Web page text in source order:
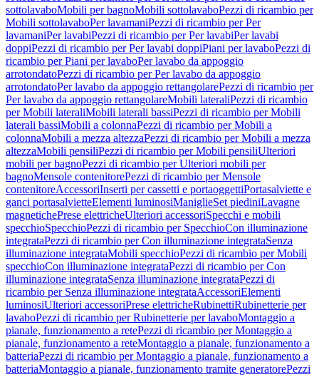
sottolavaboMobili per bagnoMobili sottolavaboPezzi di ricambio per
Mobili sottolavaboPer lavamaniPezzi di ricambio per Per
lavamaniPer lavabiPezzi di ricambio per Per lavabiPer lavabi
doppiPezzi di ricambio per Per lavabi doppiPiani per lavaboPezzi di
ricambio per Piani per lavaboPer lavabo da appoggio
arrotondatoPezzi di ricambio per Per lavabo da appoggio
arrotondatoPer lavabo da appoggio rettangolarePezzi di ricambio per
Per lavabo da appoggio rettangolareMobili lateraliPezzi di ricambio
per Mobili lateraliMobili laterali bassiPezzi di ricambio per Mobili
laterali bassiMobili a colonnaPezzi di ricambio per Mobili a
colonnaMobili a mezza altezzaPezzi di ricambio per Mobili a mezza
altezzaMobili pensiliPezzi di ricambio per Mobili pensiliUlteriori
mobili per bagnoPezzi di ricambio per Ulteriori mobili per
bagnoMensole contenitorePezzi di ricambio per Mensole
contenitoreAccessoriInserti per cassetti e portaoggettiPortasalviette e
ganci portasalvietteElementi luminosiManiglieSet piediniLavagne
magnetichePrese elettricheUlteriori accessoriSpecchi e mobili
specchioSpecchioPezzi di ricambio per SpecchioCon illuminazione
integrataPezzi di ricambio per Con illuminazione integrataSenza
illuminazione integrataMobili specchioPezzi di ricambio per Mobili
specchioCon illuminazione integrataPezzi di ricambio per Con
illuminazione integrataSenza illuminazione integrataPezzi di
ricambio per Senza illuminazione integrataAccessoriElementi
luminosiUlteriori accessoriPrese elettricheRubinettiRubinetterie per
lavaboPezzi di ricambio per Rubinetterie per lavaboMontaggio a
pianale, funzionamento a retePezzi di ricambio per Montaggio a
pianale, funzionamento a reteMontaggio a pianale, funzionamento a
batteriaPezzi di ricambio per Montaggio a pianale, funzionamento a
batteriaMontaggio a pianale, funzionamento tramite generatorePezzi